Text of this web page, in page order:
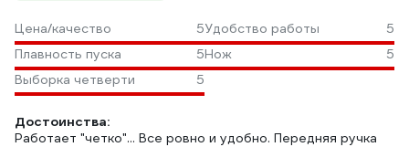
Цена/качество 5Удобство работы
5
Плавность пуска
5Нож
5
Выборка четверти
5
Достоинства:
Работает "четко"... Все ровно и удобно. Передняя ручка